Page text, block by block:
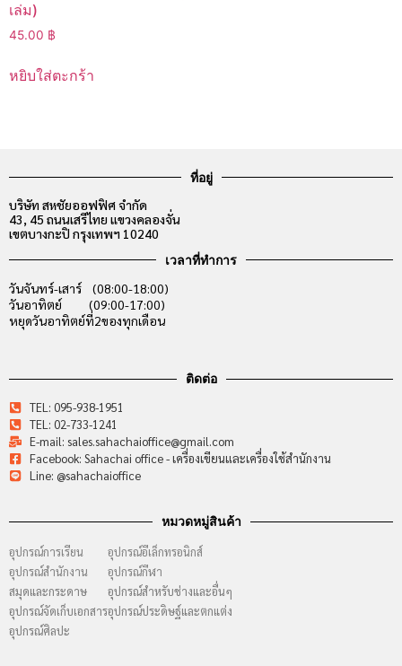
เล่ม)
45.00 ฿
หยิบใส่ตะกร้า
ที่อยู่
บริษัท สหชัยออฟฟิศ จำกัด
43, 45 ถนนเสรีไทย แขวงคลองจั่น
เขตบางกะปิ กรุงเทพฯ 10240
เวลาที่ทำการ
วันจันทร์-เสาร์ (08:00-18:00)
วันอาทิตย์ (09:00-17:00)
หยุดวันอาทิตย์ที่2ของทุกเดือน
ติดต่อ
TEL: 095-938-1951
TEL: 02-733-1241
E-mail: sales.sahachaioffice@gmail.com
Facebook: Sahachai office - เครื่องเขียนและเครื่องใช้สำนักงาน
Line: @sahachaioffice
หมวดหมู่สินค้า
อุปกรณ์การเรียน
อุปกรณ์สำนักงาน
สมุดและกระดาษ
อุปกรณ์จัดเก็บเอกสาร
อุปกรณ์ศิลปะ
อุปกรณ์อีเล็กทรอนิกส์
อุปกรณ์กีฬา
อุปกรณ์สำหรับช่างและอื่นๆ
อุปกรณ์ประดิษฐ์และตกแต่ง